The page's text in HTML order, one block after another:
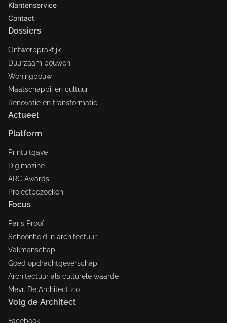
Klantenservice
Contact
Dossiers
Ontwerppraktijk
Duurzaam bouwen
Woningbouw
Maatschappij en cultuur
Renovatie en transformatie
Actueel
Platform
Printuitgave
Digimazine
ARC Awards
Projectbezoeken
Focus
Paris Proof
Schoonheid in architectuur
Vakmanschap
Goed opdrachtgeverschap
Architectuur als culturele waarde
Mevr. De Architect 2.0
Volg de Architect
Facebook